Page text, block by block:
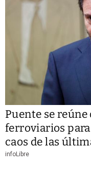
Puente se
ferroviarios
caos de las
infoLibre